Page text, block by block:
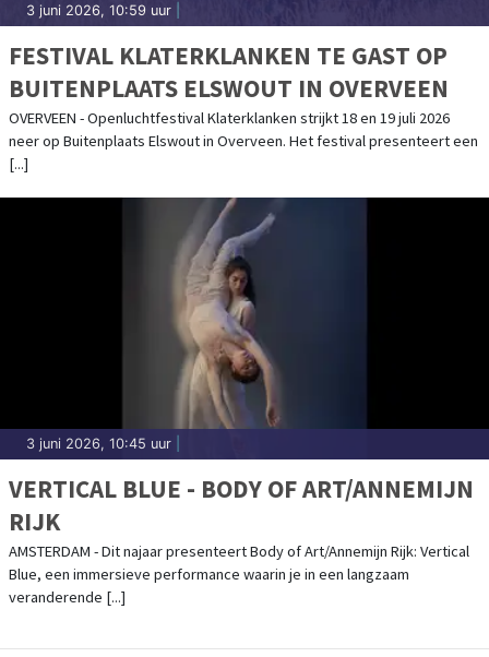
3 juni 2026, 10:59 uur
FESTIVAL KLATERKLANKEN TE GAST OP
BUITENPLAATS ELSWOUT IN OVERVEEN
OVERVEEN - Openluchtfestival Klaterklanken strijkt 18 en 19 juli 2026
neer op Buitenplaats Elswout in Overveen. Het festival presenteert een
[...]
3 juni 2026, 10:45 uur
VERTICAL BLUE - BODY OF ART/ANNEMIJN
RIJK
AMSTERDAM - Dit najaar presenteert Body of Art/Annemijn Rijk: Vertical
Blue, een immersieve performance waarin je in een langzaam
veranderende [...]